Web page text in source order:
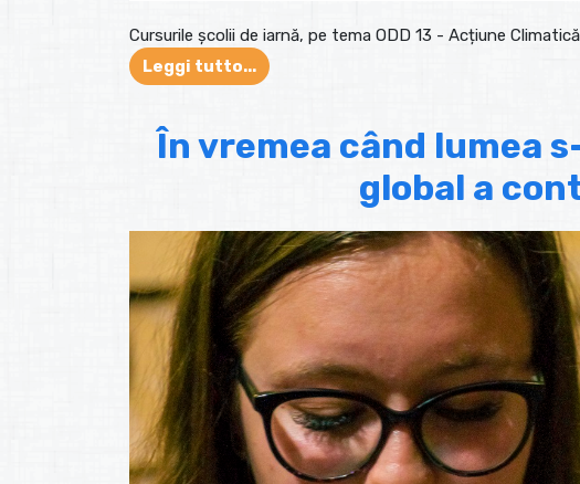
Cursurile școlii de iarnă, pe tema ODD 13 - Acțiune
Leggi tutto...
În vremea când lumea
global a